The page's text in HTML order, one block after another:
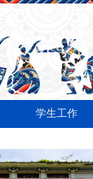
学生工作